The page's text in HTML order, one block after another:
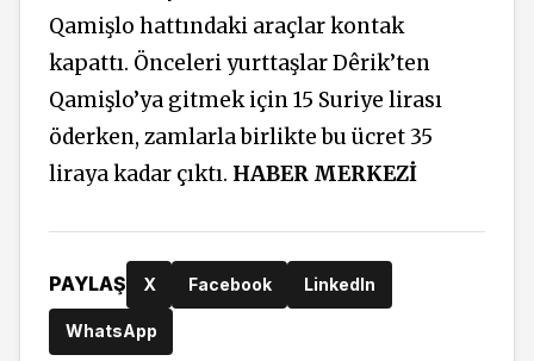
Qamişlo hattındaki araçlar kontak
kapattı. Önceleri yurttaşlar Dêrik’ten
Qamişlo’ya gitmek için 15 Suriye lirası
öderken, zamlarla birlikte bu ücret 35
liraya kadar çıktı. HABER MERKEZİ
PAYLAŞ X Facebook LinkedIn
WhatsApp